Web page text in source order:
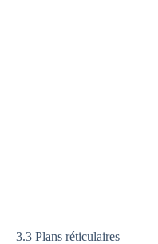
3.3 Plans réticulaires